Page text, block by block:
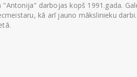
"Antonija" darbojas kopš 1991.gada.
kā arī jauno mākslinieku